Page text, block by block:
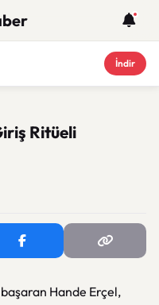
İndir
Ritüeli
Hande Erçel,